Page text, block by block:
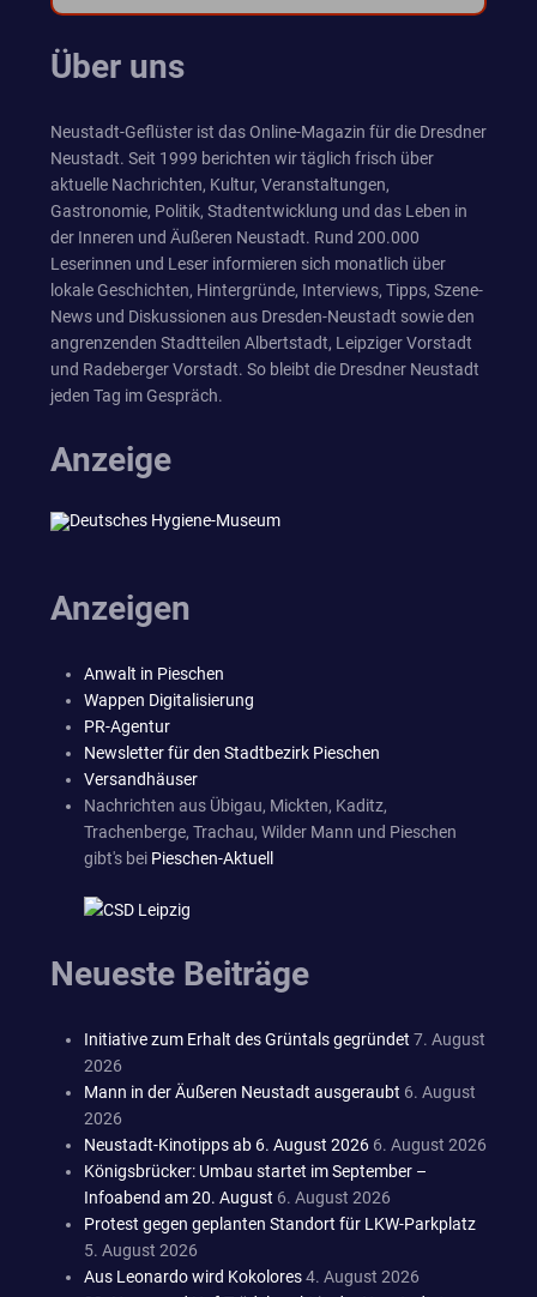
Über uns
Neustadt-Geflüster ist das Online-Magazin für die Dresdner
Neustadt. Seit 1999 berichten wir täglich frisch über
aktuelle Nachrichten, Kultur, Veranstaltungen,
Gastronomie, Politik, Stadtentwicklung und das Leben in
der Inneren und Äußeren Neustadt. Rund 200.000
Leserinnen und Leser informieren sich monatlich über
lokale Geschichten, Hintergründe, Interviews, Tipps, Szene-
News und Diskussionen aus Dresden-Neustadt sowie den
angrenzenden Stadtteilen Albertstadt, Leipziger Vorstadt
und Radeberger Vorstadt. So bleibt die Dresdner Neustadt
jeden Tag im Gespräch.
Anzeige
Anzeigen
Anwalt in Pieschen
Wappen Digitalisierung
PR-Agentur
Newsletter für den Stadtbezirk Pieschen
Versandhäuser
Nachrichten aus Übigau, Mickten, Kaditz,
Trachenberge, Trachau, Wilder Mann und Pieschen
gibt's bei Pieschen-Aktuell
Neueste Beiträge
Initiative zum Erhalt des Grüntals gegründet 7. August
2026
Mann in der Äußeren Neustadt ausgeraubt 6. August
2026
Neustadt-Kinotipps ab 6. August 2026 6. August 2026
Königsbrücker: Umbau startet im September –
Infoabend am 20. August 6. August 2026
Protest gegen geplanten Standort für LKW-Parkplatz
5. August 2026
Aus Leonardo wird Kokolores4. August 2026